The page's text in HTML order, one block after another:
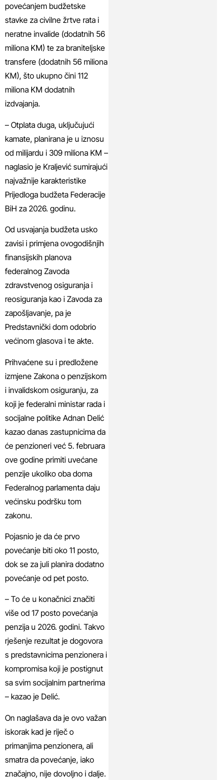
povećanjem budžetske
stavke za civilne žrtve rata i
neratne invalide (dodatnih 56
miliona KM) te za braniteljske
transfere (dodatnih 56 miliona
KM), što ukupno čini 112
miliona KM dodatnih
izdvajanja.
– Otplata duga, uključujući
kamate, planirana je u iznosu
od milijardu i 309 miliona KM –
naglasio je Kraljević sumirajući
najvažnije karakteristike
Prijedloga budžeta Federacije
BiH za 2026. godinu.
Od usvajanja budžeta usko
zavisi i primjena ovogodišnjih
finansijskih planova
federalnog Zavoda
zdravstvenog osiguranja i
reosiguranja kao i Zavoda za
zapošljavanje, pa je
Predstavnički dom odobrio
većinom glasova i te akte.
Prihvaćene su i predložene
izmjene Zakona o penzijskom
i invalidskom osiguranju, za
koji je federalni ministar rada i
socijalne politike Adnan Delić
kazao danas zastupnicima da
će penzioneri već 5. februara
ove godine primiti uvećane
penzije ukoliko oba doma
Federalnog parlamenta daju
većinsku podršku tom
zakonu.
Pojasnio je da će prvo
povećanje biti oko 11 posto,
dok se za juli planira dodatno
povećanje od pet posto.
– To će u konačnici značiti
više od 17 posto povećanja
penzija u 2026. godini. Takvo
rješenje rezultat je dogovora
s predstavnicima penzionera i
kompromisa koji je postignut
sa svim socijalnim partnerima
– kazao je Delić.
On naglašava da je ovo važan
iskorak kad je riječ o
primanjima penzionera, ali
smatra da povećanje, iako
značajno, nije dovoljno i dalje.